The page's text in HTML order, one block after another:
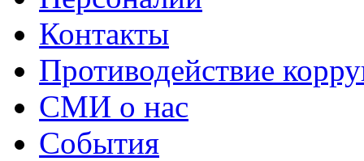
Контакты
Противодействие
СМИ о нас
События